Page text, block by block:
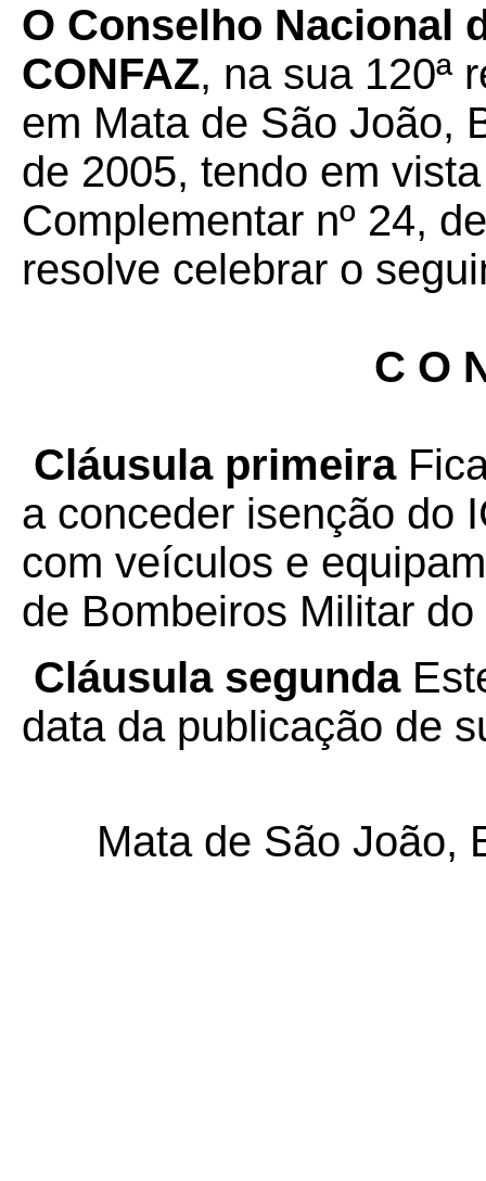
O Conselho Nacional
CONFAZ, na sua 120ª
em Mata de São João,
de 2005, tendo em
Complementar nº 24,
resolve celebrar o
C O
Cláusula primeira
a conceder isenção do
com veículos e
de Bombeiros Militar
Cláusula segunda
data da publicação de
Mata de São João,